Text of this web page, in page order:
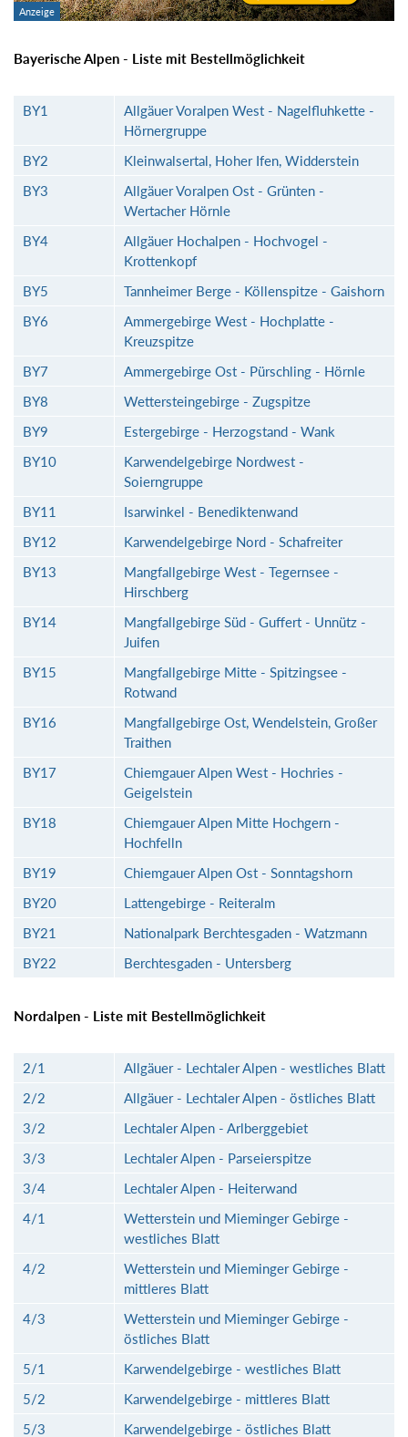
Bayerische Alpen - Liste mit Bestellmöglichkeit
BY1
Allgäuer Voralpen West - Nagelfluhkette -
Hörnergruppe
BY2
Kleinwalsertal, Hoher Ifen, Widderstein
BY3
Allgäuer Voralpen Ost - Grünten -
Wertacher Hörnle
BY4
Allgäuer Hochalpen - Hochvogel -
Krottenkopf
BY5
Tannheimer Berge - Köllenspitze - Gaishorn
BY6
Ammergebirge West - Hochplatte -
Kreuzspitze
BY7
Ammergebirge Ost - Pürschling - Hörnle
BY8
Wettersteingebirge - Zugspitze
BY9
Estergebirge - Herzogstand - Wank
BY10
Karwendelgebirge Nordwest -
Soierngruppe
BY11
Isarwinkel - Benediktenwand
BY12
Karwendelgebirge Nord - Schafreiter
BY13
Mangfallgebirge West - Tegernsee -
Hirschberg
BY14
Mangfallgebirge Süd - Guffert - Unnütz -
Juifen
BY15
Mangfallgebirge Mitte - Spitzingsee -
Rotwand
BY16
Mangfallgebirge Ost, Wendelstein, Großer
Traithen
BY17
Chiemgauer Alpen West - Hochries -
Geigelstein
BY18
Chiemgauer Alpen Mitte Hochgern -
Hochfelln
BY19
Chiemgauer Alpen Ost - Sonntagshorn
BY20
Lattengebirge - Reiteralm
BY21
Nationalpark Berchtesgaden - Watzmann
BY22
Berchtesgaden - Untersberg
Nordalpen - Liste mit Bestellmöglichkeit
2/1
Allgäuer - Lechtaler Alpen - westliches Blatt
2/2
Allgäuer - Lechtaler Alpen - östliches Blatt
3/2
Lechtaler Alpen - Arlberggebiet
3/3
Lechtaler Alpen - Parseierspitze
3/4
Lechtaler Alpen - Heiterwand
4/1
Wetterstein und Mieminger Gebirge -
westliches Blatt
4/2
Wetterstein und Mieminger Gebirge -
mittleres Blatt
4/3
Wetterstein und Mieminger Gebirge -
östliches Blatt
5/1
Karwendelgebirge - westliches Blatt
5/2
Karwendelgebirge - mittleres Blatt
5/3
Karwendelgebirge - östliches Blatt